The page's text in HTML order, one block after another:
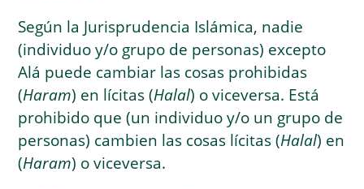
Según la Jurisprudencia Islámica, nadie
(individuo y/o grupo de personas) excepto
Alá puede cambiar las cosas prohibidas
(Haram) en lícitas (Halal) o viceversa. Está
prohibido que (un individuo y/o un grupo de
personas) cambien las cosas lícitas (Halal) en
(Haram) o viceversa.